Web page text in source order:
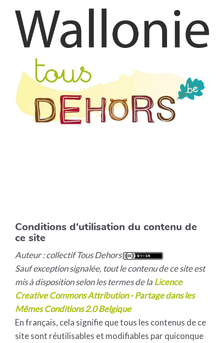
Conditions d'utilisation du contenu de
ce site
Auteur : collectif Tous Dehors
Sauf exception signalée, tout le contenu de ce site est
mis à disposition selon les termes de laLicence
Creative Commons Attribution - Partage dans les
Mêmes Conditions 2.0 Belgique
En français, cela signifie que tous les contenus de ce
site sont réutilisables et modifiables par quiconque